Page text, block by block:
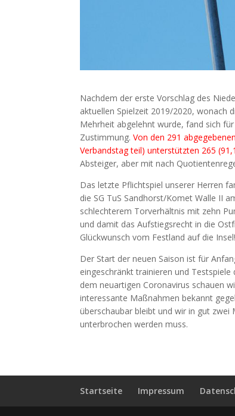
Nachdem der erste Vorschlag des
aktuellen Spielzeit 2019/2020,
Mehrheit abgelehnt wurde, fand sich
Zustimmung.Von den 291
Verbandstag teil) unterstützten 265
Absteiger, aber mit nach
Das letzte Pflichtspiel unserer Herren
die SG TuS Sandhorst/Komet Walle II
schlechterem Torverhältnis mit zehn
und damit das Aufstiegsrecht in die
Glückwunsch vom Festland auf die Insel!
Der Start der neuen Saison ist für
eingeschränkt trainieren und
dem neuartigen Coronavirus schauen
interessante Maßnahmen bekannt
überschaubar bleibt und wir in gut
unterbrochen werden muss.
Startseite Impressum